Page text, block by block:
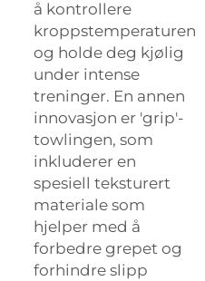
å kontrollere
kroppstemperaturen
og holde deg kjølig
under intense
treninger. En annen
innovasjon er 'grip'-
towlingen, som
inkluderer en
spesiell teksturert
materiale som
hjelper med å
forbedre grepet og
forhindre slipp